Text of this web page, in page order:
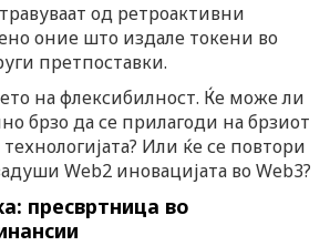
од ретроактивни
оние што издале токени во
претпоставки.
на флексибилност. Ќе може ли
брзо да се прилагоди на брзиот
Или ќе се повтори
Web2 иновацијата во Web3?
пресвртница во